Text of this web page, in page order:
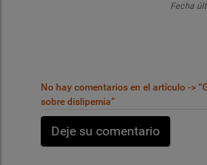
Fecha
No hay comentarios en el artículo ->
sobre dislipemia”
Deje su comentario